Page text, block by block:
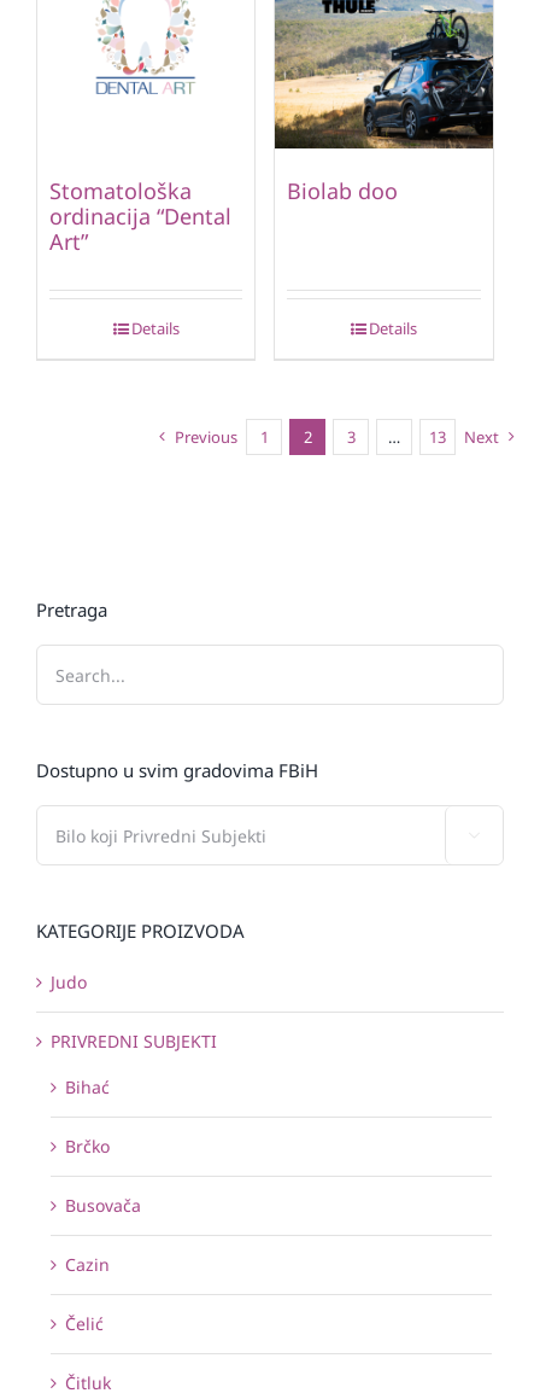
Stomatološka
ordinacija “Dental
Art”
Details
Biolab doo
Details
Previous 1 2 3 … 13 Next
Pretraga
Dostupno u svim gradovima FBiH
KATEGORIJE PROIZVODA
Judo
PRIVREDNI SUBJEKTI
Bihać
Brčko
Busovača
Cazin
Čelić
Čitluk